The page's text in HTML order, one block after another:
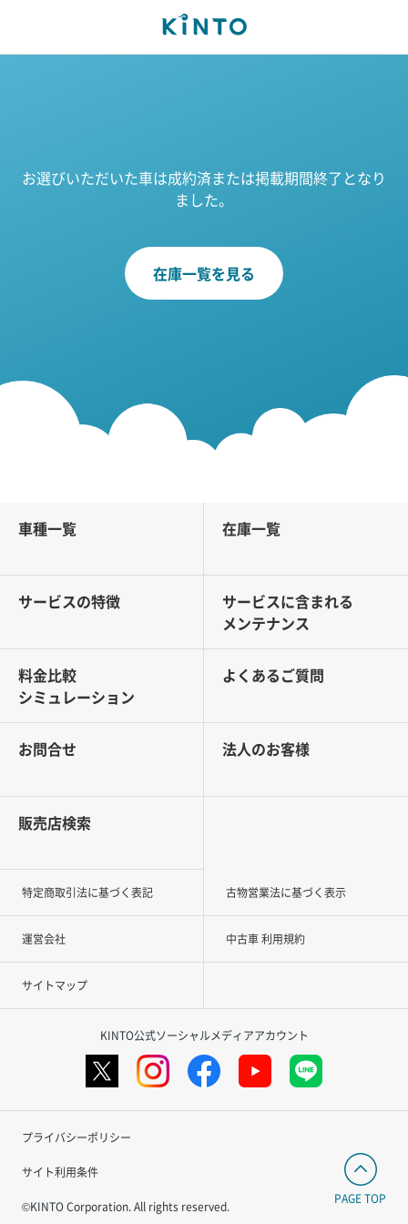
お選びいただいた車は成約済または掲載期間終了となり
ました。
在庫一覧を見る
車種一覧 在庫一覧
サービスの特徴
サービスに含まれる
メンテナンス
料金比較
シミュレーション
よくあるご質問
お問合せ 法人のお客様
販売店検索
特定商取引法に基づく表記 古物営業法に基づく表示
運営会社 中古車 利用規約
サイトマップ
KINTO公式ソーシャルメディアアカウント
プライバシーポリシー
サイト利用条件
©KINTO Corporation. All rights reserved.
PAGE TOP